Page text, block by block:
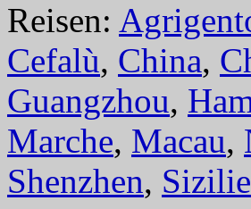
Reisen:
Cefalù, China,
Guangzhou,
Marche, Macau,
Shenzhen,